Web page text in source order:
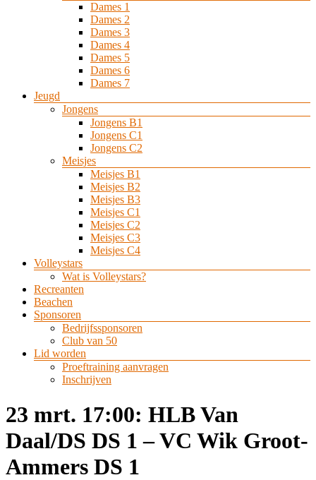
Dames 1
Dames 2
Dames 3
Dames 4
Dames 5
Dames 6
Dames 7
Jeugd
Jongens
Jongens B1
Jongens C1
Jongens C2
Meisjes
Meisjes B1
Meisjes B2
Meisjes B3
Meisjes C1
Meisjes C2
Meisjes C3
Meisjes C4
Volleystars
Wat is Volleystars?
Recreanten
Beachen
Sponsoren
Bedrijfssponsoren
Club van 50
Lid worden
Proeftraining aanvragen
Inschrijven
23 mrt. 17:00: HLB Van
Daal/DS DS 1 – VC Wik Groot-
Ammers DS 1